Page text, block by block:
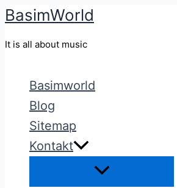
Gå
BasimWorld
It is all about music
Basimworld
Blog
Sitemap
Kontakt